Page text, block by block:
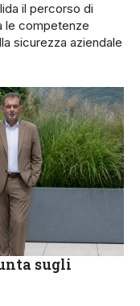
il percorso di
le competenze
sicurezza aziendale
sugli